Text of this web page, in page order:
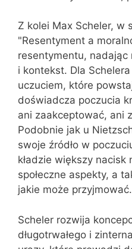
Z kolei Max Scheler, w
"Resentyment a
resentymentu, nadając
i kontekst. Dla
uczuciem, które
doświadcza poczucia
ani zaakceptować, ani
Podobnie jak u
swoje źródło w
kładzie większy nacisk
społeczne aspekty, a
jakie może przyjmować.
Scheler rozwija
długotrwałego i